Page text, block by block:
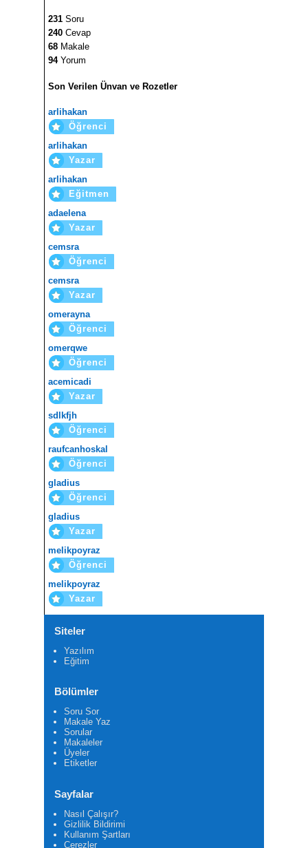
231 Soru
240 Cevap
68 Makale
94Yorum
Son Verilen Ünvan ve Rozetler
arlihakan
Öğrenci
arlihakan
Yazar
arlihakan
Eğitmen
adaelena
Yazar
cemsra
Öğrenci
cemsra
Yazar
omerayna
Öğrenci
omerqwe
Öğrenci
acemicadi
Yazar
sdlkfjh
Öğrenci
raufcanhoskal
Öğrenci
gladius
Öğrenci
gladius
Yazar
melikpoyraz
Öğrenci
melikpoyraz
Yazar
Siteler
Yazılım
Eğitim
Bölümler
Soru Sor
Makale Yaz
Sorular
Makaleler
Üyeler
Etiketler
Sayfalar
Nasıl Çalışır?
Gizlilik Bildirimi
Kullanım Şartları
Çerezler